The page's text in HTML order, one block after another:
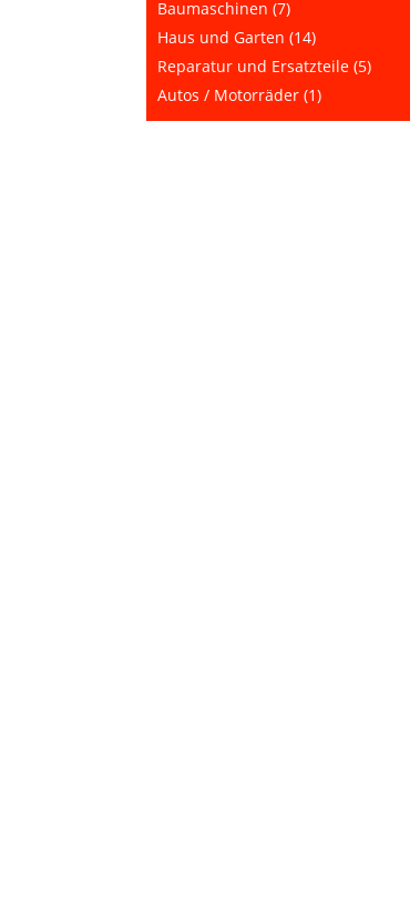
Baumaschinen (7)
Haus und Garten (14)
Reparatur und Ersatzteile (5)
Autos / Motorräder (1)